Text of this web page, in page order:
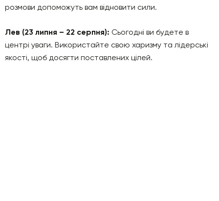
розмови допоможуть вам відновити сили.
Лев (23 липня – 22 серпня): Сьогодні ви будете в
центрі уваги. Використайте свою харизму та лідерські
якості, щоб досягти поставлених цілей.